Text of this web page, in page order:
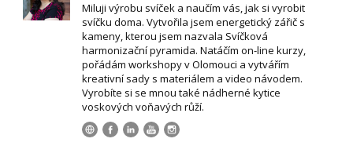
Miluji výrobu svíček a naučím vás, jak si vyrobit
svíčku doma. Vytvořila jsem energetický zářič s
kameny, kterou jsem nazvala Svíčková
harmonizační pyramida. Natáčím on-line kurzy,
pořádám workshopy v Olomouci a vytvářím
kreativní sady s materiálem a video návodem.
Vyrobíte si se mnou také nádherné kytice
voskových voňavých růží.